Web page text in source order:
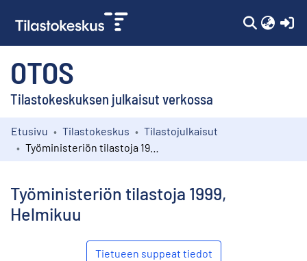
OTOS
Tilastokeskuksen julkaisut verkossa
Kokoelmat
Etusivu Tilastokeskus
Tilastojulkaisut
Työministeriön tilastoja 1999,
Helmikuu
Tietueen suppeat tiedot